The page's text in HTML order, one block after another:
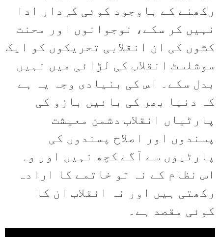
رکھنے کے باوجود کوئی کردار ادا
نہیں کر سکے، نوجوانوں اور محنت
کشوں کی ان انقلابی تحریکوں کو ایک
سوشلسٹ انقلاب کی لڑائی میں نہیں
بدل سکے۔ اس کی بنیادی وجہ یہ ہے
کہ دنیا بھر کی بائیں بازو کی
پارٹیاں انقلاب دشمن معیشت
پسندوں اور اصلاح پسندوں کی
پارٹیوں سے آگے کچھ نہیں اور وہ
اس نظام کے نہ تو خاتمے کا ارادہ
رکھتی ہیں اور نہ انقلاب ان کا
کوئی مقصد ہے۔